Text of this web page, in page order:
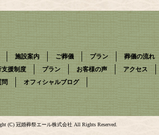
施設案内 ご葬儀 プラン
葬儀の流れ
支援制度 プラン お客様の声
アクセス
問 オフィシャルブログ
(C) 冠婚葬祭エール株式会社 All Rights Reserved.